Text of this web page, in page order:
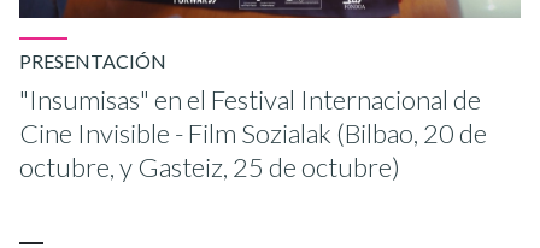
PRESENTACIÓN
"Insumisas" en el Festival Internacional de
Cine Invisible - Film Sozialak (Bilbao, 20 de
octubre, y Gasteiz, 25 de octubre)